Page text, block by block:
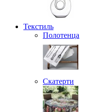
Текстиль
Полотенца
Скатерти